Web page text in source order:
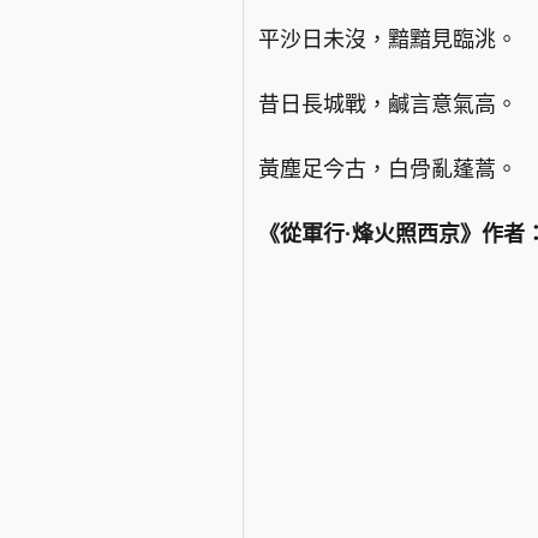
平沙日未沒，黯黯見臨洮。
昔日長城戰，鹹言意氣高。
黃塵足今古，白骨亂蓬蒿。
《從軍行·烽火照西京》作者